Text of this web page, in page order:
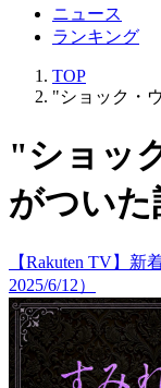
ニュース
ランキング
TOP
"ショック・
"ショッ
がついた
【Rakuten TV】新
2025/6/12）